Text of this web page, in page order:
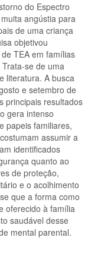
do Espectro
angústia para
de uma criança
objetivou
TEA em famílias
se de uma
literatura. A busca
e setembro de
principais resultados
gera intenso
papeis familiares,
assumir a
identificados
quanto ao
de proteção,
e o acolhimento
que a forma como
oferecido à família
saudável desse
mental parental.